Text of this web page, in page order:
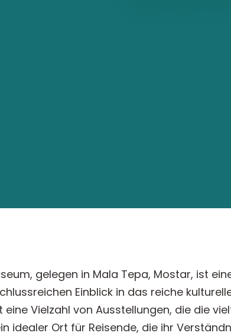
gelegen in Mala Tepa, Mostar, ist
Einblick in das reiche
eine Vielzahl von Ausstellungen, die die
idealer Ort für Reisende, die ihr